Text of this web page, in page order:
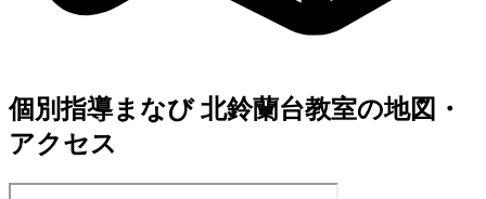
個別指導まなび 北鈴蘭台教室の地図・
アクセス